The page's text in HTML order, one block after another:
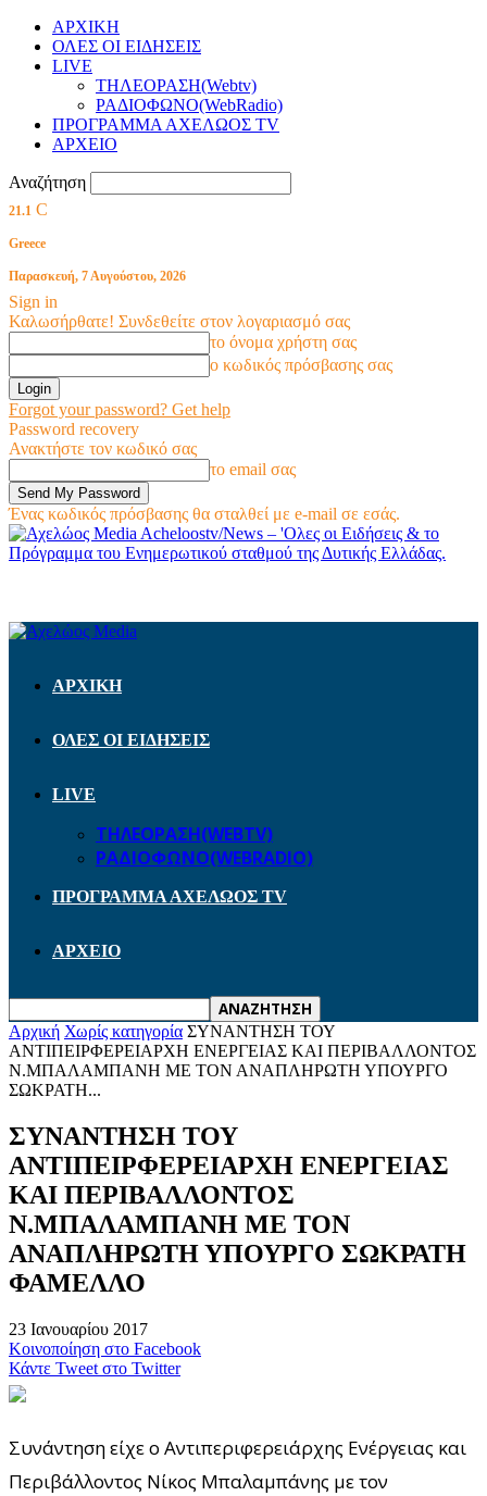
ΑΡΧΙΚΗ
ΟΛΕΣ ΟΙ ΕΙΔΗΣΕΙΣ
LIVE
ΤΗΛΕΟΡΑΣΗ(Webtv)
ΡΑΔΙΟΦΩΝΟ(WebRadio)
ΠΡΟΓΡΑΜΜΑ ΑΧΕΛΩΟΣ TV
ΑΡΧΕΙΟ
Αναζήτηση
21.1 C
Greece
Παρασκευή, 7 Αυγούστου, 2026
Sign in
Καλωσήρθατε! Συνδεθείτε στον λογαριασμό σας
το όνομα χρήστη σας
ο κωδικός πρόσβασης σας
Forgot your password? Get help
Password recovery
Ανακτήστε τον κωδικό σας
το email σας
Ένας κωδικός πρόσβασης θα σταλθεί με e-mail σε εσάς.
Acheloostv/News – 'Ολες οι Ειδήσεις & το
Πρόγραμμα του Ενημερωτικού σταθμού της Δυτικής Ελλάδας.
ΑΡΧΙΚΗ
ΟΛΕΣ ΟΙ ΕΙΔΗΣΕΙΣ
LIVE
ΤΗΛΕΟΡΑΣΗ(WEBTV)
ΡΑΔΙΟΦΩΝΟ(WEBRADIO)
ΠΡΟΓΡΑΜΜΑ ΑΧΕΛΩΟΣ TV
ΑΡΧΕΙΟ
Αρχική Χωρίς κατηγορία ΣΥΝΑΝΤΗΣΗ ΤΟΥ
ΑΝΤΙΠΕΙΡΦΕΡΕΙΑΡΧΗ ΕΝΕΡΓΕΙΑΣ ΚΑΙ ΠΕΡΙΒΑΛΛΟΝΤΟΣ
Ν.ΜΠΑΛΑΜΠΑΝΗ ΜΕ ΤΟΝ ΑΝΑΠΛΗΡΩΤΗ ΥΠΟΥΡΓΟ
ΣΩΚΡΑΤΗ...
ΣΥΝΑΝΤΗΣΗ ΤΟΥ
ΑΝΤΙΠΕΙΡΦΕΡΕΙΑΡΧΗ ΕΝΕΡΓΕΙΑΣ
ΚΑΙ ΠΕΡΙΒΑΛΛΟΝΤΟΣ
Ν.ΜΠΑΛΑΜΠΑΝΗ ΜΕ ΤΟΝ
ΑΝΑΠΛΗΡΩΤΗ ΥΠΟΥΡΓΟ ΣΩΚΡΑΤΗ
ΦΑΜΕΛΛΟ
23 Ιανουαρίου 2017
Κοινοποίηση στο Facebook
Κάντε Tweet στο Twitter
Συνάντηση είχε ο Αντιπεριφερειάρχης Ενέργειας και
Περιβάλλοντος Νίκος Μπαλαμπάνης με τον